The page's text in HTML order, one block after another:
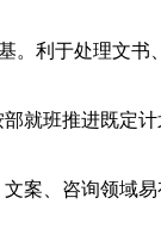
。利于处理文书
就班推进既定
案、咨询领域